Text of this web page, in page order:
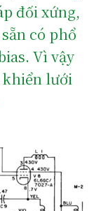
đối xứng,
có phổ
Vì vậy
khiển lưới